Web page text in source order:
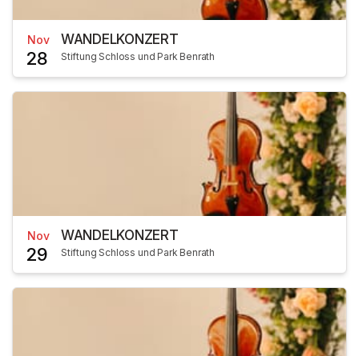
Nov
28
WANDELKONZERT
Stiftung Schloss und Park Benrath
Nov
29
WANDELKONZERT
Stiftung Schloss und Park Benrath